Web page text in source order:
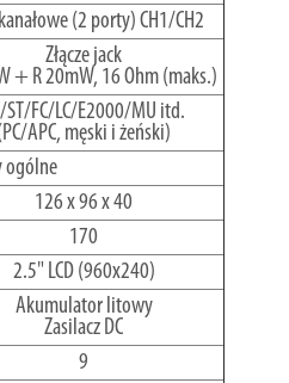
(2 porty) CH1/CH2
Złącze jack
+ R 20mW, 16 Ohm (maks.)
ST/FC/LC/E2000/MU itd.
APC, męski i żeński)
ogólne
126 x 96 x 40
170
2.5" LCD (960x240)
Akumulator litowy
Zasilacz DC
9